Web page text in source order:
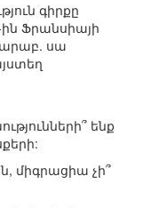
գիրքը
Ֆրանսիայի
արաբ. սա
ենք
միգրացիա չի՞